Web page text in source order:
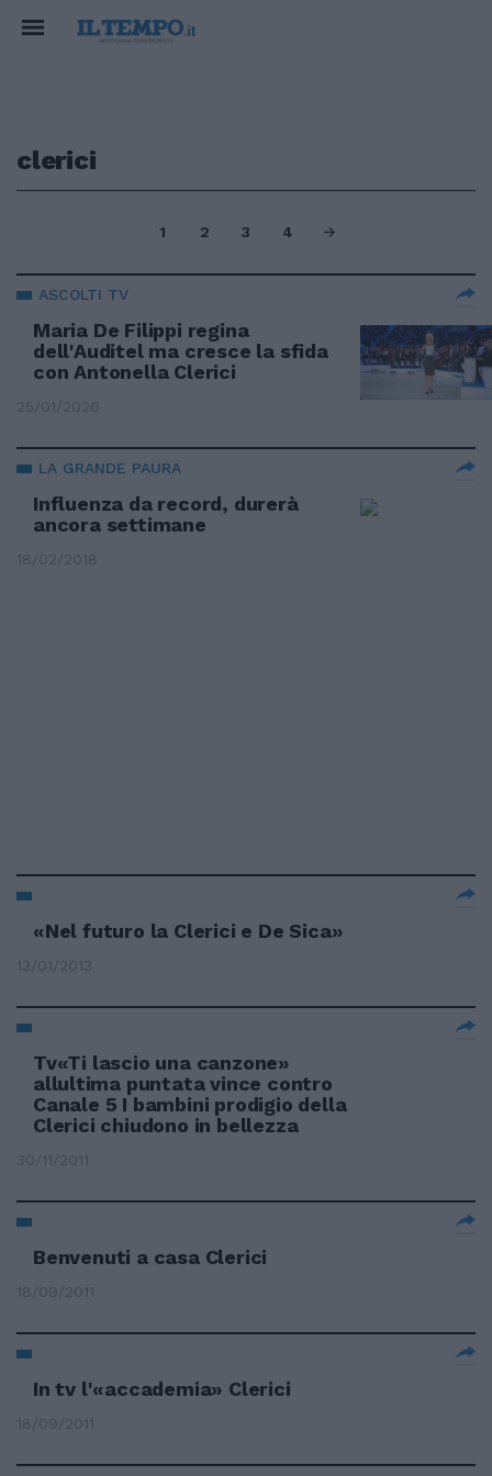
clerici
1 2 3 4
ASCOLTI TV
Maria De Filippi regina
dell'Auditel ma cresce la sfida
con Antonella Clerici
25/01/2026
LA GRANDE PAURA
Influenza da record, durerà
ancora settimane
18/02/2018
«Nel futuro la Clerici e De Sica»
13/01/2013
Tv«Ti lascio una canzone»
allultima puntata vince contro
Canale 5 I bambini prodigio della
Clerici chiudono in bellezza
30/11/2011
Benvenuti a casa Clerici
18/09/2011
In tv l'«accademia» Clerici
18/09/2011